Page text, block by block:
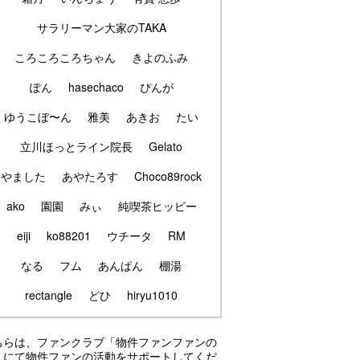
サラリーマン大家のTAKA
ころころころちゃん
きよのふみ
ぽん
hasechaco
ぴんが
ゆうこぼ〜ん
雅美 あきお
たい
立川ほっとライン院長
Gelato
やました
あやたろす
Choco89rock
ako
園園 みぃ
純喫茶ヒッピー
eiji
ko88201 ウチータ
RM
なる
フム あんぱん
棚湯
rectangle
どひ hiryu1010
らは、ファンクラブ「物件ファンファンの
にて物件ファンの活動をサポートしてくだ